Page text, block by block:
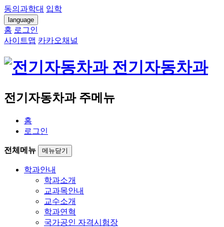
동의과학대 입학
language
홈 로그인
사이트맵 카카오채널
전기자동차과
전기자동차과 주메뉴
홈
로그인
전체메뉴 메뉴닫기
학과안내
학과소개
교과목안내
교수소개
학과연혁
국가공인 자격시험장